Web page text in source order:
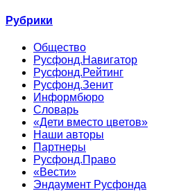
Рубрики
Общество
Русфонд.Навигатор
Русфонд.Рейтинг
Русфонд.Зенит
Информбюро
Словарь
«Дети вместо цветов»
Наши авторы
Партнеры
Русфонд.Право
«Вести»
Эндаумент Русфонда